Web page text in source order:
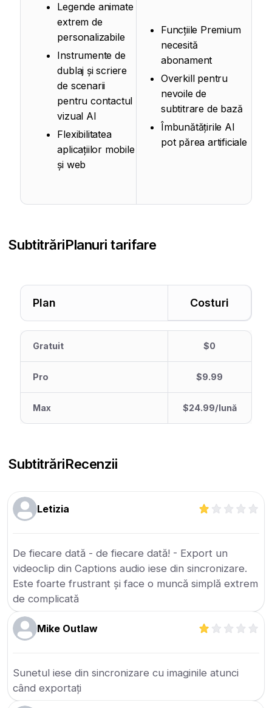
Legende animate
extrem de
personalizabile
Instrumente de
dublaj și scriere
de scenarii
pentru contactul
vizual AI
Flexibilitatea
aplicațiilor mobile
și web
Funcțiile Premium
necesită
abonament
Overkill pentru
nevoile de
subtitrare de bază
Îmbunătățirile AI
pot părea artificiale
SubtitrăriPlanuri tarifare
Plan Costuri
Gratuit $0
Pro $9.99
Max $24.99/lună
SubtitrăriRecenzii
Letizia
De fiecare dată - de fiecare dată! - Export un
videoclip din Captions audio iese din sincronizare.
Este foarte frustrant și face o muncă simplă extrem
de complicată
Mike Outlaw
Sunetul iese din sincronizare cu imaginile atunci
când exportați